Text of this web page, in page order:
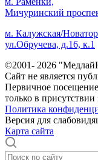
Мичуринский
м. Калужская/
ул.Обручева, д.16, к.1
©2001- 2026
Сайт не является
Первичное
только в присутствии
Политика
Версия для
Карта сайта